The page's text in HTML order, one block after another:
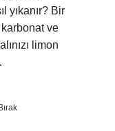
yıkanır? Bir
karbonat ve
limon